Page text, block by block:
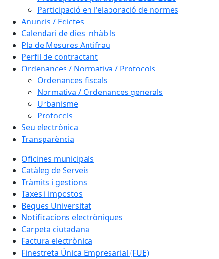
Participació en l'elaboració de normes
Anuncis / Edictes
Calendari de dies inhàbils
Pla de Mesures Antifrau
Perfil de contractant
Ordenances / Normativa / Protocols
Ordenances fiscals
Normativa / Ordenances generals
Urbanisme
Protocols
Seu electrònica
Transparència
Oficines municipals
Catàleg de Serveis
Tràmits i gestions
Taxes i impostos
Beques Universitat
Notificacions electròniques
Carpeta ciutadana
Factura electrònica
Finestreta Única Empresarial (FUE)